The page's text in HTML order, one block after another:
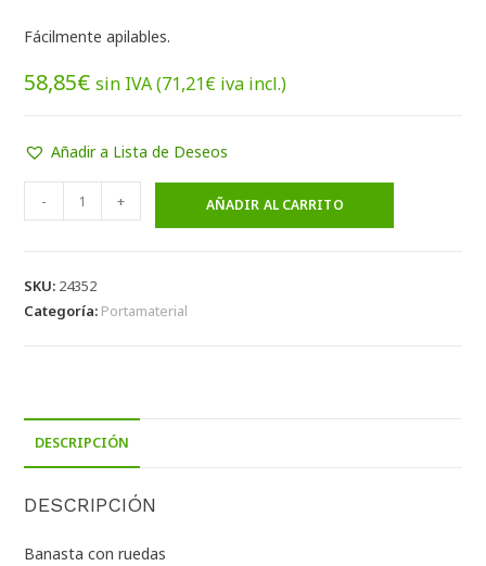
Fácilmente apilables.
58,85€ sin IVA (71,21€ iva incl.)
Añadir a Lista de Deseos
- + AÑADIR AL CARRITO
SKU: 24352
Categoría: Portamaterial
DESCRIPCIÓN
DESCRIPCIÓN
Banasta con ruedas